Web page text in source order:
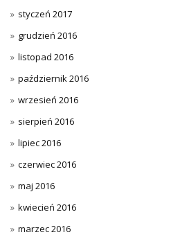
styczeń 2017
grudzień 2016
listopad 2016
październik 2016
wrzesień 2016
sierpień 2016
lipiec 2016
czerwiec 2016
maj 2016
kwiecień 2016
marzec 2016